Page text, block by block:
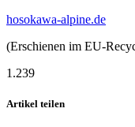
hosokawa-alpine.de
(Erschienen im EU-
1.239
Artikel teilen